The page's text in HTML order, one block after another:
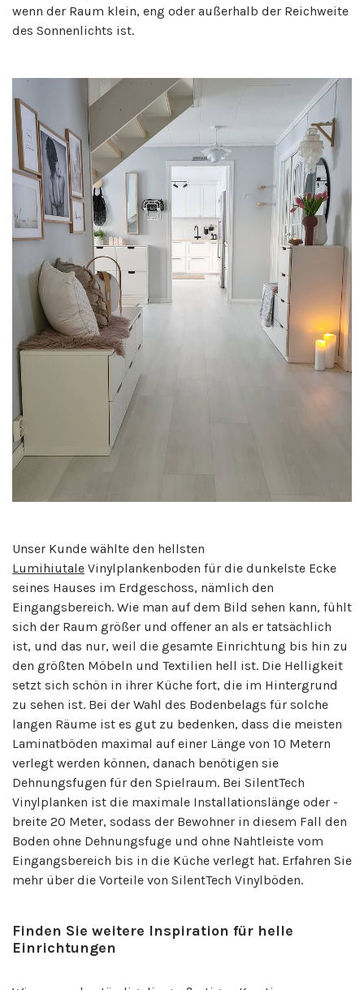
wenn der Raum klein, eng oder außerhalb der Reichweite
des Sonnenlichts ist.
Unser Kunde wählte den hellsten
Lumihiutale Vinylplankenboden für die dunkelste Ecke
seines Hauses im Erdgeschoss, nämlich den
Eingangsbereich. Wie man auf dem Bild sehen kann, fühlt
sich der Raum größer und offener an als er tatsächlich
ist, und das nur, weil die gesamte Einrichtung bis hin zu
den größten Möbeln und Textilien hell ist. Die Helligkeit
setzt sich schön in ihrer Küche fort, die im Hintergrund
zu sehen ist. Bei der Wahl des Bodenbelags für solche
langen Räume ist es gut zu bedenken, dass die meisten
Laminatböden maximal auf einer Länge von 10 Metern
verlegt werden können, danach benötigen sie
Dehnungsfugen für den Spielraum. Bei SilentTech
Vinylplanken ist die maximale Installationslänge oder -
breite 20 Meter, sodass der Bewohner in diesem Fall den
Boden ohne Dehnungsfuge und ohne Nahtleiste vom
Eingangsbereich bis in die Küche verlegt hat. Erfahren Sie
mehr über die Vorteile von SilentTech Vinylböden.
Finden Sie weitere Inspiration für helle
Einrichtungen